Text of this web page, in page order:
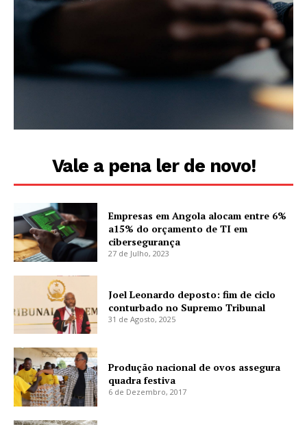
Vale a pena ler de novo!
Empresas em Angola alocam entre 6%
a15% do orçamento de TI em
cibersegurança
27 de Julho, 2023
Joel Leonardo deposto: fim de ciclo
conturbado no Supremo Tribunal
31 de Agosto, 2025
Produção nacional de ovos assegura
quadra festiva
6 de Dezembro, 2017